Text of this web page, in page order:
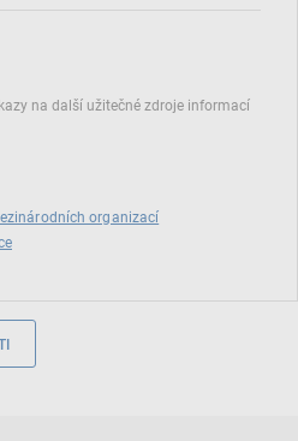
na další užitečné zdroje informací
organizací